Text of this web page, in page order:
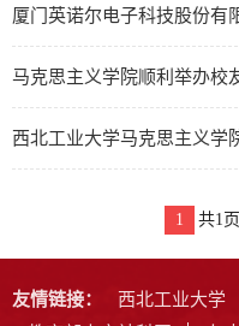
西北工业大学马克思主义学
1 共1页
友情链接： 西北工业大学